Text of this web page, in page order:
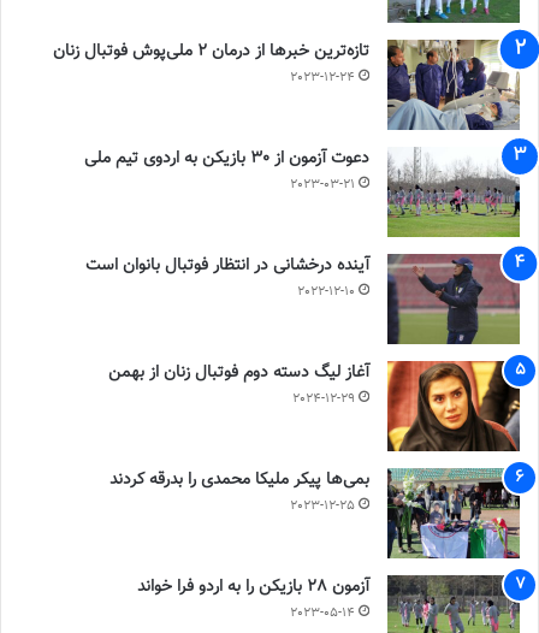
تازه‌ترین خبرها از درمان ۲ ملی‌پوش فوتبال زنان
2023-12-24
دعوت آزمون از 30 بازیکن به اردوی تیم ملی
2023-03-21
آینده درخشانی در انتظار فوتبال بانوان است
2022-12-10
آغاز لیگ دسته دوم فوتبال زنان از بهمن
2024-12-29
بمی‌ها پیکر ملیکا محمدی را بدرقه کردند
2023-12-25
آزمون 28 بازیکن را به اردو فرا خواند
2023-05-14